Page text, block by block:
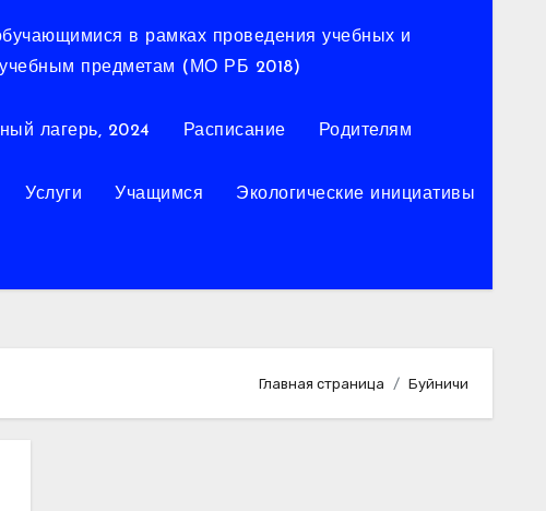
в рамках проведения учебных и
учебным предметам (МО РБ 2018)
лагерь, 2024 Расписание Родителям
Услуги Учащимся Экологические инициативы
Главная страница Буйничи